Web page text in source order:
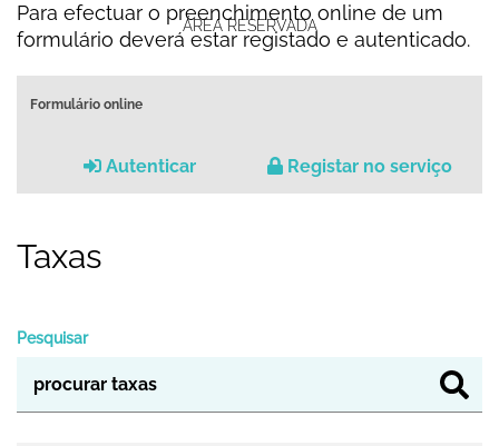
ÁREA RESERVADA
Para efectuar o preenchimento online de um
formulário deverá estar registado e autenticado.
Formulário online
Autenticar Registar no serviço
Taxas
Pesquisar